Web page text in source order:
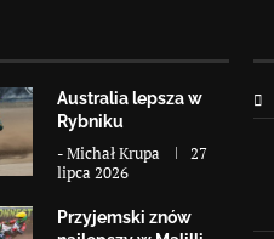
Australia lepsza w
Rybniku
-Michał Krupa
27
lipca 2026
Przyjemski znów